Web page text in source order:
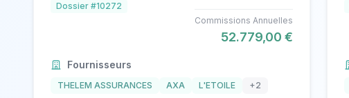
Dossier #10272
Commissions Annuelles
52.779,00 €
Fournisseurs
THELEM ASSURANCES AXA L'ETOILE +2